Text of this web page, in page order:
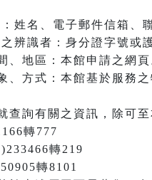
姓名、電子郵件信箱、
辨識者：身分證字號或
、地區：本館申請之網頁
、方式：本館基於服務
查詢有關之資訊，除可
轉777
轉219
轉8101